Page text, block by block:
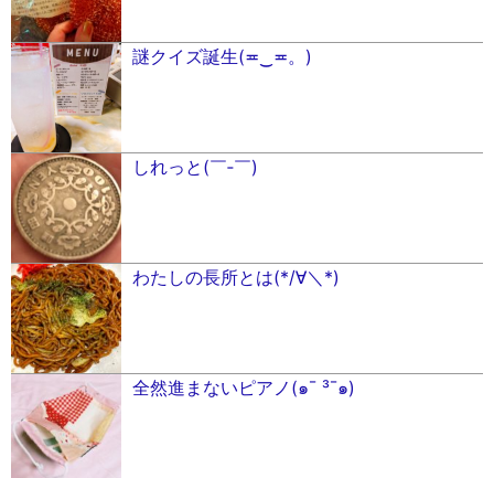
謎クイズ誕生(≖‿≖。)
しれっと(￣‐￣)
わたしの長所とは(*/∀＼*)
全然進まないピアノ(๑¯ ³¯๑)